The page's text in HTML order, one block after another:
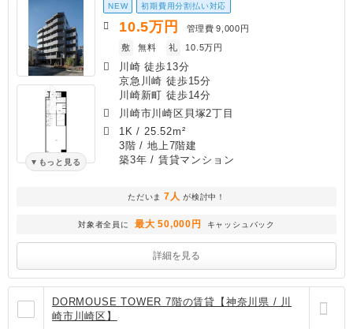
もっと見る
NEW 初期費用分割払い対応
10.5万円 管理費 9,000円
敷
無料 礼 10.5万円
川崎 徒歩13分
京急川崎 徒歩15分
川崎新町 徒歩14分
川崎市川崎区貝塚2丁目
1K / 25.52m²
3階 / 地上7階建
築3年 / 賃貸マンション
ただいま 7人 が検討中！
対象者全員に 最大 50,000円 キャッシュバック
詳細を見る
DORMOUSE TOWER 7階の賃貸【神奈川県 / 川
崎市川崎区】